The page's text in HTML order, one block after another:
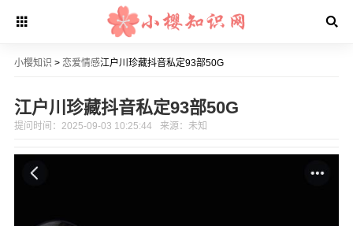
小樱知识 > 恋爱情感江户川珍藏抖音私定93部50G
江户川珍藏抖音私定93部50G
提问时间：2025-09-03 10:25:44 来源：未知